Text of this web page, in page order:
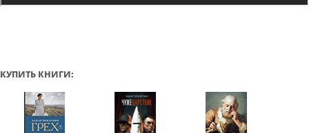
КУПИТЬ КНИГИ: